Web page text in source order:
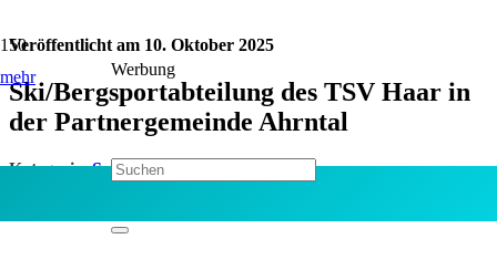
mehr Werbung
Veröffentlicht am 10. Oktober 2025
Ski/Bergsportabteilung des TSV Haar in
der Partnergemeinde Ahrntal
Kategorie:Sport